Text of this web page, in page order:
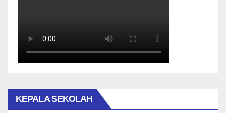
KEPALA SEKOLAH